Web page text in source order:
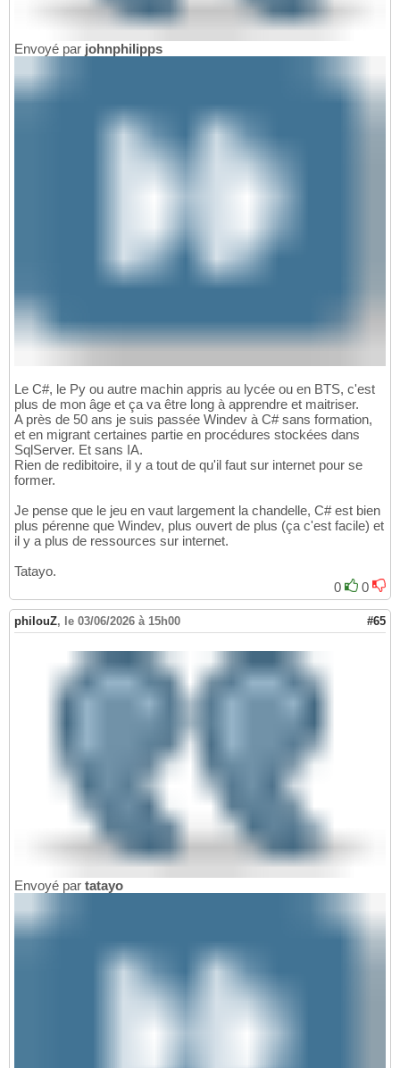
Envoyé par johnphilipps
Le C#, le Py ou autre machin appris au lycée ou en BTS, c'est
plus de mon âge et ça va être long à apprendre et maitriser.
A près de 50 ans je suis passée Windev à C# sans formation,
et en migrant certaines partie en procédures stockées dans
SqlServer. Et sans IA.
Rien de redibitoire, il y a tout de qu'il faut sur internet pour se
former.
Je pense que le jeu en vaut largement la chandelle, C# est bien
plus pérenne que Windev, plus ouvert de plus (ça c'est facile) et
il y a plus de ressources sur internet.
Tatayo.
0
0
philouZ, le 03/06/2026 à 15h00 #65
Envoyé par tatayo